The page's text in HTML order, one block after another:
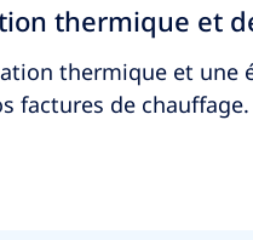
thermique et
thermique et
factures de chauffage.